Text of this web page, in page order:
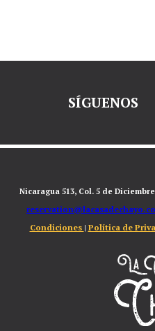
SÍGUENOS
Nicaragua 513, Col. 5 de
Condiciones | Política de